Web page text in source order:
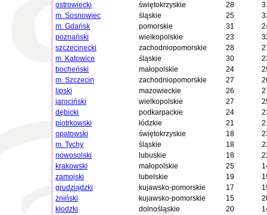
ostrowiecki
świętokrzyskie 28
m. Sosnowiec
śląskie 25
m. Gdańsk
pomorskie 31
poznański
wielkopolskie 23
szczecinecki
zachodniopomorskie 28
m. Katowice
śląskie 30
bocheński
małopolskie 24
m. Szczecin
zachodniopomorskie 27
lipski
mazowieckie 26
jarociński
wielkopolskie 27
dębicki
podkarpackie 24
piotrkowski
łódzkie 21
opatowski
świętokrzyskie 18
m. Tychy
śląskie 18
nowosolski
lubuskie 18
krakowski
małopolskie 25
zamojski
lubelskie 19
grudziądzki
kujawsko-pomorskie 17
żniński
kujawsko-pomorskie 15
kłodzki
dolnośląskie 20